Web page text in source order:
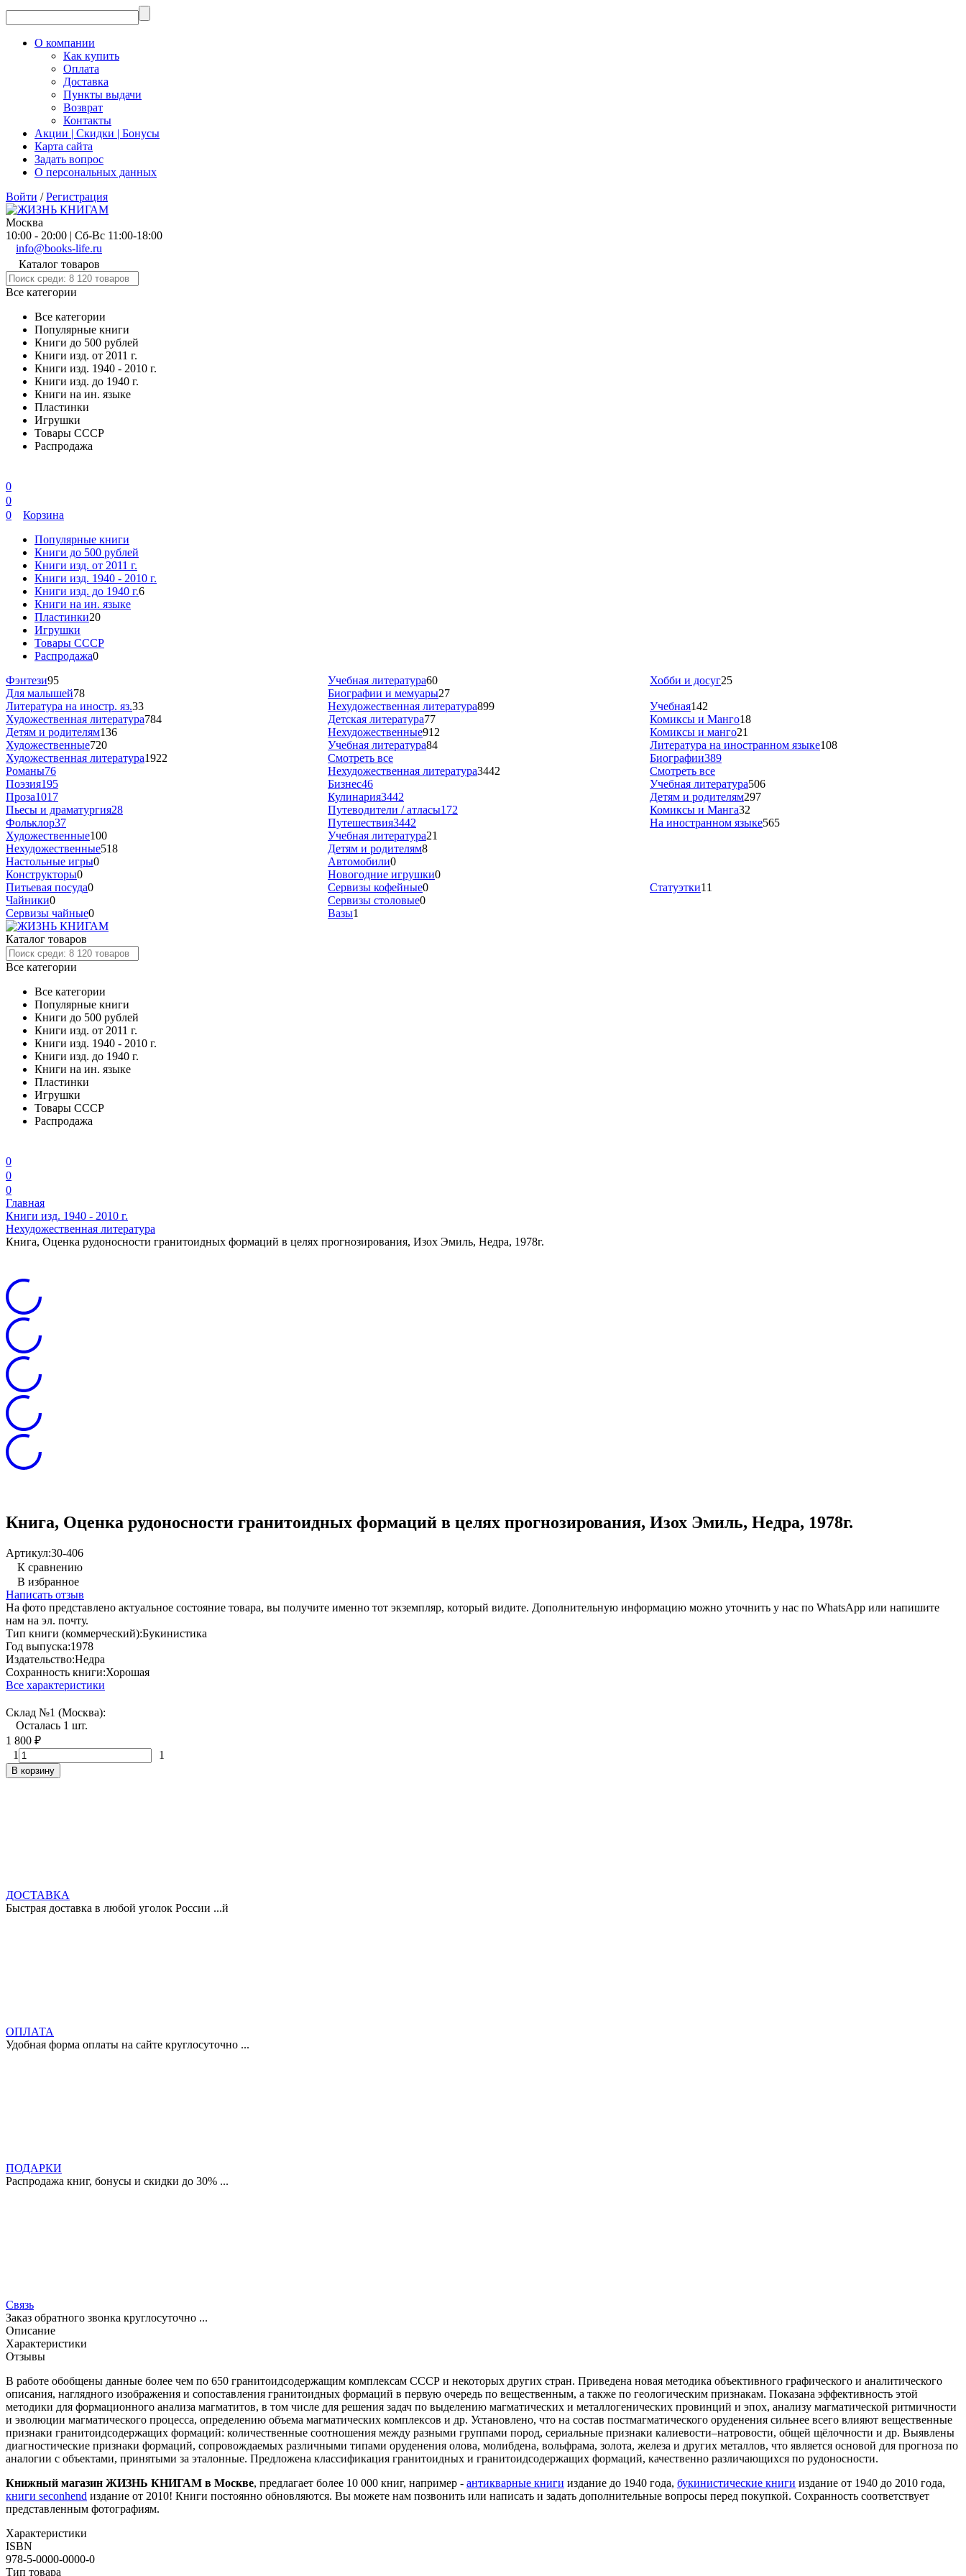
О компании
Как купить
Оплата
Доставка
Пункты выдачи
Возврат
Контакты
Акции | Скидки | Бонусы
Карта сайта
Задать вопрос
О персональных данных
Войти /Регистрация
Москва
10:00 - 20:00 | Сб-Вс 11:00-18:00
info@books-life.ru
Каталог товаров
Все категории
Все категории
Популярные книги
Книги до 500 рублей
Книги изд. от 2011 г.
Книги изд. 1940 - 2010 г.
Книги изд. до 1940 г.
Книги на ин. языке
Пластинки
Игрушки
Товары СССР
Распродажа
0
0
0
Корзина
Популярные книги
Книги до 500 рублей
Книги изд. от 2011 г.
Книги изд. 1940 - 2010 г.
Книги изд. до 1940 г.6
Книги на ин. языке
Пластинки20
Игрушки
Товары СССР
Распродажа0
Фэнтези95
Для малышей78
Учебная литература60
Биографии и мемуары27
Хобби и досуг25
Литература на иностр. яз.33
Художественная литература784
Нехудожественная литература899
Детская литература77
Учебная142
Комиксы и Манго18
Детям и родителям136
Художественные720
Нехудожественные912
Учебная литература84
Комиксы и манго21
Литература на иностранном языке108
Художественная литература1922
Романы76
Поэзия195
Проза1017
Пьесы и драматургия28
Фольклор37
Смотреть все
Нехудожественная литература3442
Бизнес46
Кулинария3442
Путеводители / атласы172
Путешествия3442
Биографии389
Смотреть все
Учебная литература506
Детям и родителям297
Комиксы и Манга32
На иностранном языке565
Художественные100
Нехудожественные518
Учебная литература21
Детям и родителям8
Настольные игры0
Конструкторы0
Автомобили0
Новогодние игрушки0
Питьевая посуда0
Чайники0
Сервизы чайные0
Сервизы кофейные0
Сервизы столовые0
Вазы1
Статуэтки11
Каталог товаров
Все категории
Все категории
Популярные книги
Книги до 500 рублей
Книги изд. от 2011 г.
Книги изд. 1940 - 2010 г.
Книги изд. до 1940 г.
Книги на ин. языке
Пластинки
Игрушки
Товары СССР
Распродажа
0
0
0
Главная
Книги изд. 1940 - 2010 г.
Нехудожественная литература
Книга, Оценка рудоносности гранитоидных формаций в целях прогнозирования, Изох Эмиль, Недра, 1978г.
Книга, Оценка рудоносности гранитоидных формаций в целях прогнозирования, Изох Эмиль, Недра, 1978г.
Артикул:30-406
К сравнению
В избранное
Написать отзыв
На фото представлено актуальное состояние товара, вы получите именно тот экземпляр, который видите. Дополнительную информацию можно уточнить у нас по WhatsApp или напишите
нам на эл. почту.
Тип книги (коммерческий):Букинистика
Год выпуска:1978
Издательство:Недра
Сохранность книги:Хорошая
Все характеристики
Склад №1 (Москва):
Осталась 1 шт.
1 800 ₽
1
1
В корзину
ДОСТАВКА
Быстрая доставка в любой уголок России ...й
ОПЛАТА
Удобная форма оплаты на сайте круглосуточно ...
ПОДАРКИ
Распродажа книг, бонусы и скидки до 30% ...
Связь
Заказ обратного звонка круглосуточно ...
Описание
Характеристики
Отзывы
В работе обобщены данные более чем по 650 гранитоидсодержащим комплексам СССР и некоторых других стран. Приведена новая методика объективного графического и аналитического
описания, наглядного изображения и сопоставления гранитоидных формаций в первую очередь по вещественным, а также по геологическим признакам. Показана эффективность этой
методики для формационного анализа магматитов, в том числе для решения задач по выделению магматических и металлогенических провинций и эпох, анализу магматической ритмичности
и эволюции магматического процесса, определению объема магматических комплексов и др. Установлено, что на состав постмагматического оруденения сильнее всего влияют вещественные
признаки гранитоидсодержащих формаций: количественные соотношения между разными группами пород, сериальные признаки калиевости–натровости, общей щёлочности и др. Выявлены
диагностические признаки формаций, сопровождаемых различными типами оруденения олова, молибдена, вольфрама, золота, железа и других металлов, что является основой для прогноза по
аналогии с объектами, принятыми за эталонные. Предложена классификация гранитоидных и гранитоидсодержащих формаций, качественно различающихся по рудоносности.
Книжный магазин ЖИЗНЬ КНИГАМ в Москве, предлагает более 10 000 книг, например - антикварные книги издание до 1940 года, букинистические книги издание от 1940 до 2010 года,
книги seconhend издание от 2010! Книги постоянно обновляются. Вы можете нам позвонить или написать и задать дополнительные вопросы перед покупкой. Сохранность соответствует
представленным фотографиям.
Характеристики
ISBN
978-5-0000-0000-0
Тип товара